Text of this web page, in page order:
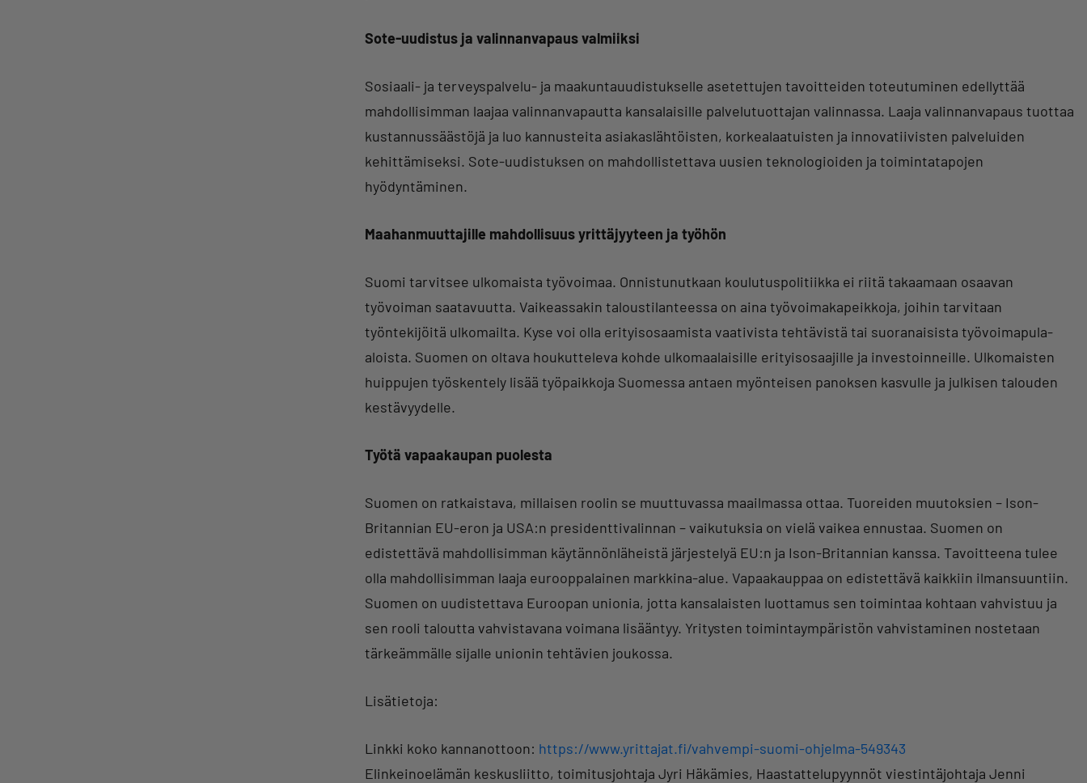
Sote-uudistus ja valinnanvapaus valmiiksi
Sosiaali- ja terveyspalvelu- ja maakuntauudistukselle asetettujen tavoitteiden toteutuminen edellyttää
mahdollisimman laajaa valinnanvapautta kansalaisille palvelutuottajan valinnassa. Laaja valinnanvapaus tuottaa
kustannussäästöjä ja luo kannusteita asiakaslähtöisten, korkealaatuisten ja innovatiivisten palveluiden
kehittämiseksi. Sote-uudistuksen on mahdollistettava uusien teknologioiden ja toimintatapojen
hyödyntäminen.
Maahanmuuttajille mahdollisuus yrittäjyyteen ja työhön
Suomi tarvitsee ulkomaista työvoimaa. Onnistunutkaan koulutuspolitiikka ei riitä takaamaan osaavan
työvoiman saatavuutta. Vaikeassakin taloustilanteessa on aina työvoimakapeikkoja, joihin tarvitaan
työntekijöitä ulkomailta. Kyse voi olla erityisosaamista vaativista tehtävistä tai suoranaisista työvoimapula-
aloista. Suomen on oltava houkutteleva kohde ulkomaalaisille erityisosaajille ja investoinneille. Ulkomaisten
huippujen työskentely lisää työpaikkoja Suomessa antaen myönteisen panoksen kasvulle ja julkisen talouden
kestävyydelle.
Työtä vapaakaupan puolesta
Suomen on ratkaistava, millaisen roolin se muuttuvassa maailmassa ottaa. Tuoreiden muutoksien – Ison-
Britannian EU-eron ja USA:n presidenttivalinnan – vaikutuksia on vielä vaikea ennustaa. Suomen on
edistettävä mahdollisimman käytännönläheistä järjestelyä EU:n ja Ison-Britannian kanssa. Tavoitteena tulee
olla mahdollisimman laaja eurooppalainen markkina-alue. Vapaakauppaa on edistettävä kaikkiin ilmansuuntiin.
Suomen on uudistettava Euroopan unionia, jotta kansalaisten luottamus sen toimintaa kohtaan vahvistuu ja
sen rooli taloutta vahvistavana voimana lisääntyy. Yritysten toimintaympäristön vahvistaminen nostetaan
tärkeämmälle sijalle unionin tehtävien joukossa.
Lisätietoja:
Linkki koko kannanottoon: https://www.yrittajat.fi/vahvempi-suomi-ohjelma-549343
Elinkeinoelämän keskusliitto, toimitusjohtaja Jyri Häkämies, Haastattelupyynnöt viestintäjohtaja Jenni